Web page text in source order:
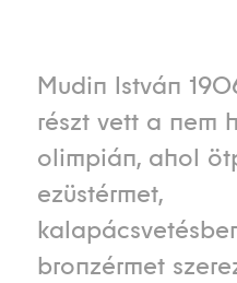
Mudin István
részt vett a nem
olimpián, ahol
ezüstérmet,
bronzérmet